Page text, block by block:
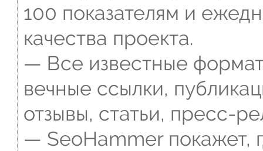
100 показателям и
качества проекта.
— Все известные
вечные ссылки,
отзывы, статьи, пресс-
— SeoHammer покажет,